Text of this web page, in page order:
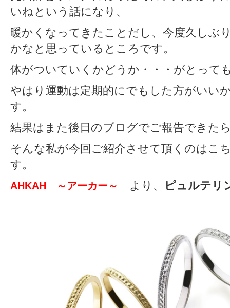
いねという話になり、
暖かくなってきたことだし、今度久しぶ
かなと思っているところです。
体がついていくかどうか・・・がとって
やはり運動は定期的にでもした方がいい
す。
結果はまた後日のブログでご報告できた
そんな私が今回ご紹介させて頂くのはこ
す。
AHKAH ～アーカー～ より、 ピュルテリ